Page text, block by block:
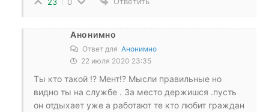
23 0
Анонимно
Ответ для Анонимно
22 июля 2020 23:35
Ты кто такой !? Мент!? Мысли правильные но
видно ты на службе . За место держишся .пусть
он отдыхает уже а работают те кто любит граждан